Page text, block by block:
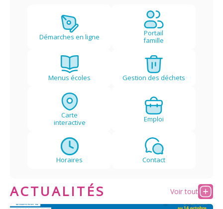
Démarches en ligne
Portail
famille
Menus écoles Gestion des déchets
Carte
interactive
Emploi
Horaires Contact
ACTUALITÉS Voir tout